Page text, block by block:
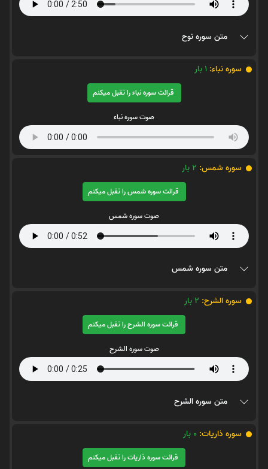
متن سوره نوح
سوره نباء: 1بار
قرائت سوره نباء را تقبل میکنم
صوت سوره نباء
سوره شمس: 2بار
قرائت سوره شمس را تقبل میکنم
صوت سوره شمس
متن سوره شمس
سوره الشرح: 2بار
قرائت سوره الشرح را تقبل میکنم
صوت سوره الشرح
متن سوره الشرح
سوره ذاریات: 0 بار
قرائت سوره ذاریات را تقبل میکنم